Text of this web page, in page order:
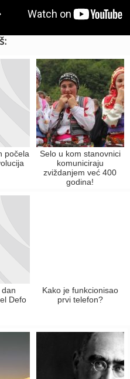
počela
Selo u kom stanovnici
komuniciraju
zviždanjem već 400
godina!
Defo
Kako je funkcionisao
prvi telefon?